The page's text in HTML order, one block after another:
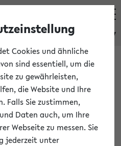
eKVV
im Verlauf Ihrer eKVV
Cookies und ähnliche
sind essentiell, um die
zu gewährleisten,
die Website und Ihre
Falls Sie zustimmen,
Daten auch, um Ihre
Webseite zu messen. Sie
jederzeit unter